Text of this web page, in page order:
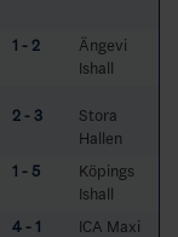
1 - 2
Ängevi
Ishall
2 - 3
Stora
Hallen
1 - 5
Köpings
Ishall
4 - 1
ICA Maxi